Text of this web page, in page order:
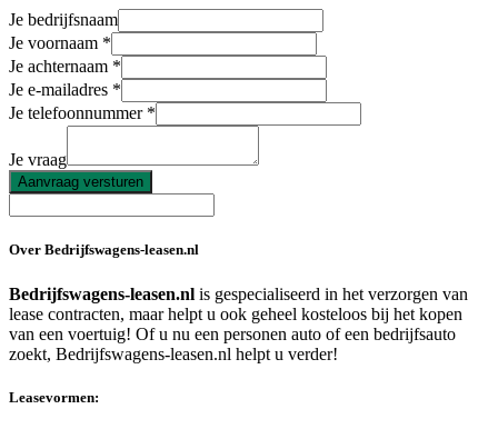
Je bedrijfsnaam
Je voornaam
Je achternaam
Je e-mailadres
Je telefoonnummer
Je vraag
Aanvraag versturen
Over Bedrijfswagens-leasen.nl
Bedrijfswagens-leasen.nl is gespecialiseerd in het verzorgen van
lease contracten, maar helpt u ook geheel kosteloos bij het kopen
van een voertuig! Of u nu een personen auto of een bedrijfsauto
zoekt, Bedrijfswagens-leasen.nl helpt u verder!
Leasevormen: